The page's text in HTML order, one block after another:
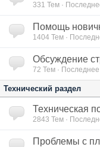
331 Тем ·
Помощь
1404 Тем ·
Обсуждение
72 Тем ·
Технический раздел
Техническая
2843 Тем ·
Проблемы с